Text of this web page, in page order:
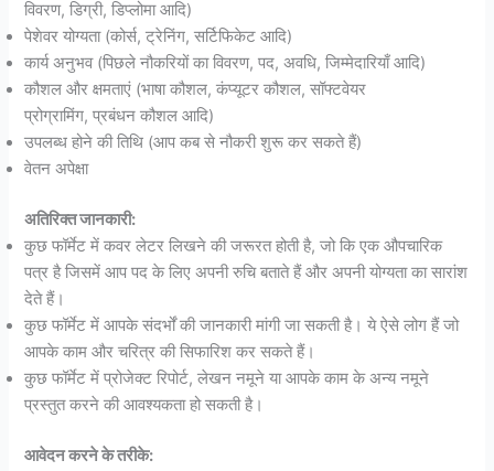
विवरण, डिग्री, डिप्लोमा आदि)
पेशेवर योग्यता (कोर्स, ट्रेनिंग, सर्टिफिकेट आदि)
कार्य अनुभव (पिछले नौकरियों का विवरण, पद, अवधि, जिम्मेदारियाँ आदि)
कौशल और क्षमताएं (भाषा कौशल, कंप्यूटर कौशल, सॉफ्टवेयर
प्रोग्रामिंग, प्रबंधन कौशल आदि)
उपलब्ध होने की तिथि (आप कब से नौकरी शुरू कर सकते हैं)
वेतन अपेक्षा
अतिरिक्त जानकारी:
कुछ फॉर्मेट में कवर लेटर लिखने की जरूरत होती है, जो कि एक औपचारिक
पत्र है जिसमें आप पद के लिए अपनी रुचि बताते हैं और अपनी योग्यता का सारांश
देते हैं।
कुछ फॉर्मेट में आपके संदर्भों की जानकारी मांगी जा सकती है। ये ऐसे लोग हैं जो
आपके काम और चरित्र की सिफारिश कर सकते हैं।
कुछ फॉर्मेट में प्रोजेक्ट रिपोर्ट, लेखन नमूने या आपके काम के अन्य नमूने
प्रस्तुत करने की आवश्यकता हो सकती है।
आवेदन करने के तरीके: